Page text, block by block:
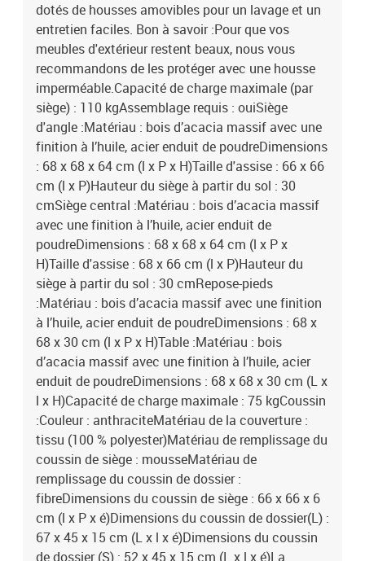
dotés de housses amovibles pour un lavage et un
entretien faciles. Bon à savoir :Pour que vos
meubles d'extérieur restent beaux, nous vous
recommandons de les protéger avec une housse
imperméable.Capacité de charge maximale (par
siège) : 110 kgAssemblage requis : ouiSiège
d'angle :Matériau : bois d’acacia massif avec une
finition à l’huile, acier enduit de poudreDimensions
: 68 x 68 x 64 cm (l x P x H)Taille d'assise : 66 x 66
cm (l x P)Hauteur du siège à partir du sol : 30
cmSiège central :Matériau : bois d’acacia massif
avec une finition à l’huile, acier enduit de
poudreDimensions : 68 x 68 x 64 cm (l x P x
H)Taille d'assise : 68 x 66 cm (l x P)Hauteur du
siège à partir du sol : 30 cmRepose-pieds
:Matériau : bois d’acacia massif avec une finition
à l’huile, acier enduit de poudreDimensions : 68 x
68 x 30 cm (l x P x H)Table :Matériau : bois
d’acacia massif avec une finition à l’huile, acier
enduit de poudreDimensions : 68 x 68 x 30 cm (L x
l x H)Capacité de charge maximale : 75 kgCoussin
:Couleur : anthraciteMatériau de la couverture :
tissu (100 % polyester)Matériau de remplissage du
coussin de siège : mousseMatériau de
remplissage du coussin de dossier :
fibreDimensions du coussin de siège : 66 x 66 x 6
cm (l x P x é)Dimensions du coussin de dossier(L) :
67 x 45 x 15 cm (L x l x é)Dimensions du coussin
de dossier (S) : 52 x 45 x 15 cm (L x l x é)La